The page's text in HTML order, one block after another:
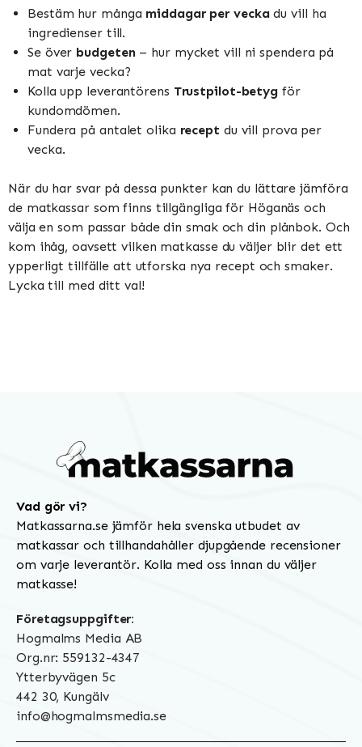
Bestäm hur många middagar per veckadu vill ha
ingredienser till.
Se över budgeten– hur mycket vill ni spendera på
mat varje vecka?
Kolla upp leverantörens Trustpilot-betyg för
kundomdömen.
Fundera på antalet olika recept du vill prova per
vecka.
När du har svar på dessa punkter kan du lättare jämföra
de matkassar som finns tillgängliga för Höganäs och
välja en som passar både din smak och din plånbok. Och
kom ihåg, oavsett vilken matkasse du väljer blir det ett
ypperligt tillfälle att utforska nya recept och smaker.
Lycka till med ditt val!
Vad gör vi?
Matkassarna.se jämför hela svenska utbudet av
matkassar och tillhandahåller djupgående recensioner
om varje leverantör. Kolla med oss innan du väljer
matkasse!
Företagsuppgifter:
Hogmalms Media AB
Org.nr: 559132-4347
Ytterbyvägen 5c
442 30, Kungälv
info@hogmalmsmedia.se